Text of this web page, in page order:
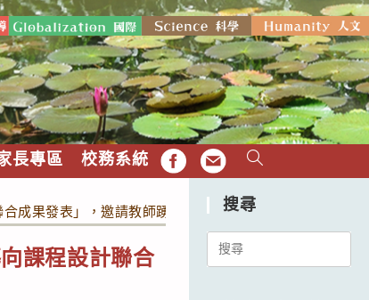
長專區 校務系統 FB EMAIL
成果發表」，邀請教師踴躍參與。
課程設計聯合
搜尋
Search